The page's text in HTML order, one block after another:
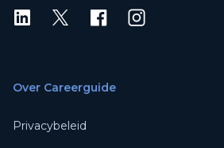
LinkedIn
X Instagram
Over Careerguide
Privacybeleid